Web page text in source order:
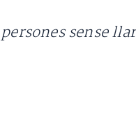
sense